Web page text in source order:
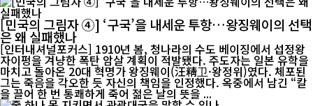
[민국의 그림자 ④] ‘구국’을 내세운 투항…왕징웨이의 선택
은 왜 실패했나
[인터내셔널포커스] 1910년 봄, 청나라의 수도 베이징에서 섭정왕
자이펑을 겨냥한 폭탄 암살 계획이 적발됐다. 주도자는 일본 유학을
마치고 돌아온 20대 혁명가 왕징웨이(汪精卫·왕정위)였다. 체포된
그는 죽음을 각오한 듯 자신의 책임을 인정했다. 옥중에서 남긴 “칼
을 끌어 한 번 통쾌하게 죽어 젊은 날의 뜻을 ...